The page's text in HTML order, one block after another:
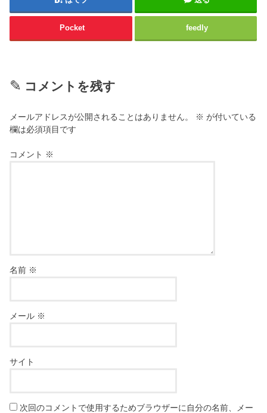
Pocket feedly
コメントを残す
メールアドレスが公開されることはありません。 ※ が付いている
欄は必須項目です
コメント ※
名前 ※
メール ※
サイト
次回のコメントで使用するためブラウザーに自分の名前、メー